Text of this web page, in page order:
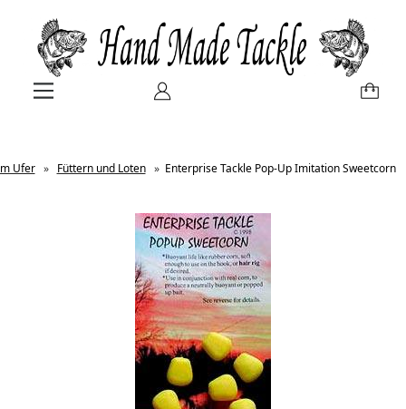
Ufer » Füttern und Loten » Enterprise Tackle Pop-Up Imitation Sweetcorn